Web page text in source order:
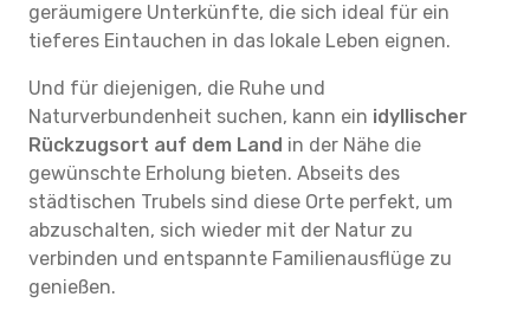
geräumigere Unterkünfte, die sich ideal für ein
tieferes Eintauchen in das lokale Leben eignen.
Und für diejenigen, die Ruhe und
Naturverbundenheit suchen, kann ein idyllischer
Rückzugsort auf dem Land in der Nähe die
gewünschte Erholung bieten. Abseits des
städtischen Trubels sind diese Orte perfekt, um
abzuschalten, sich wieder mit der Natur zu
verbinden und entspannte Familienausflüge zu
genießen.